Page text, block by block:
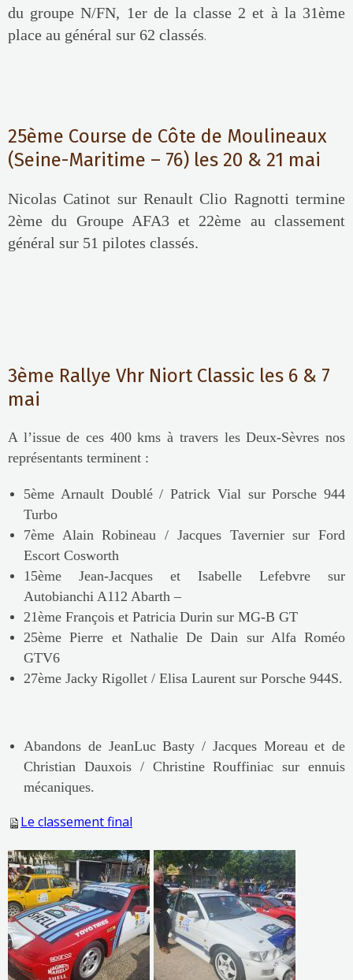
du groupe N/FN, 1er de la classe 2 et à la 31ème
place au général sur 62 classés.
25ème Course de Côte de Moulineaux
(Seine-Maritime – 76) les 20 & 21 mai
Nicolas Catinot sur Renault Clio Ragnotti termine
2ème du Groupe AFA3 et 22ème au classement
général sur 51 pilotes classés.
3ème Rallye Vhr Niort Classic les 6 & 7
mai
A l’issue de ces 400 kms à travers les Deux-Sèvres nos
représentants terminent :
5ème Arnault Doublé / Patrick Vial sur Porsche 944
Turbo
7ème Alain Robineau / Jacques Tavernier sur Ford
Escort Cosworth
15ème Jean-Jacques et Isabelle Lefebvre sur
Autobianchi A112 Abarth –
21ème François et Patricia Durin sur MG-B GT
25ème Pierre et Nathalie De Dain sur Alfa Roméo
GTV6
27ème Jacky Rigollet / Elisa Laurent sur Porsche 944S.
Abandons de JeanLuc Basty / Jacques Moreau et de
Christian Dauxois / Christine Rouffiniac sur ennuis
mécaniques.
Le classement final